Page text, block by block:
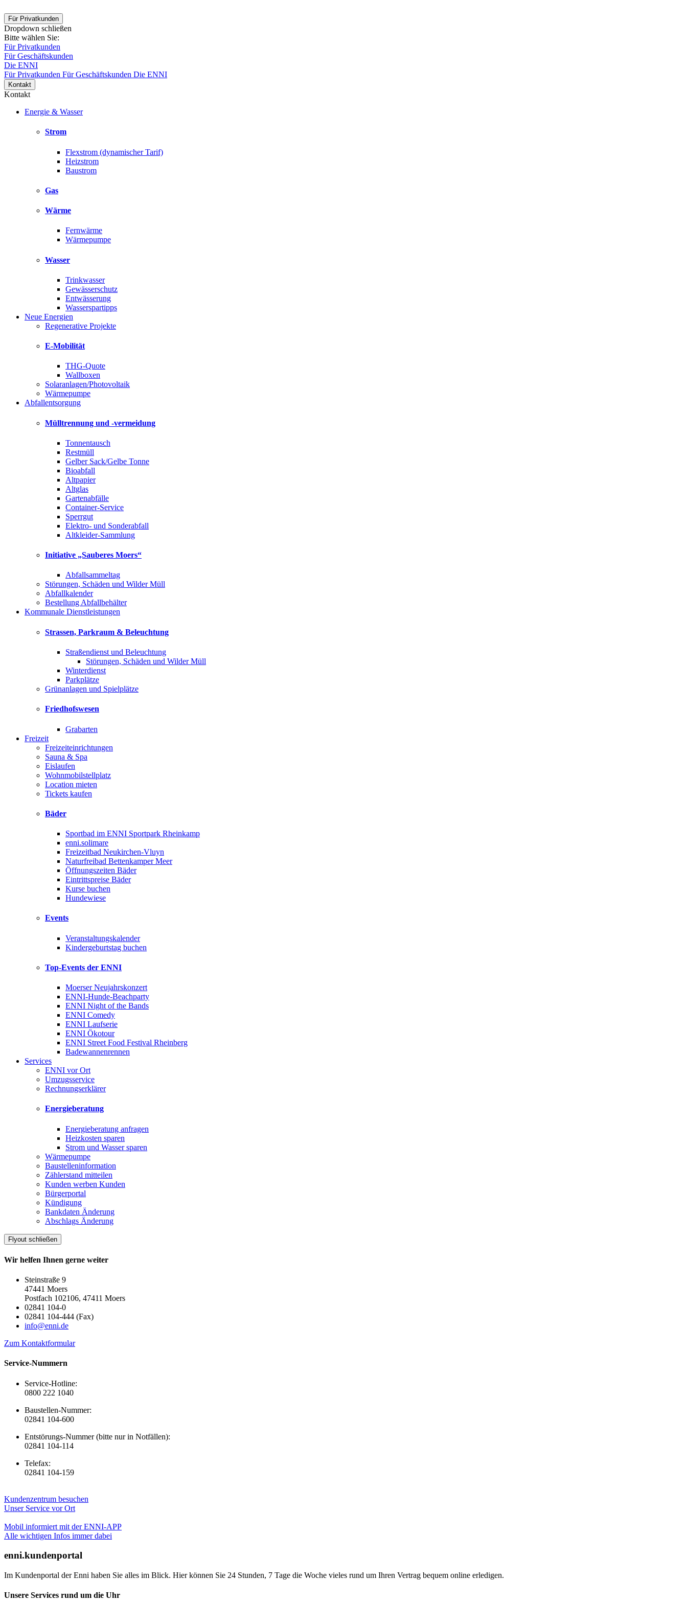
Für Privatkunden
Dropdown schließen
Bitte wählen Sie:
Für Privatkunden
Für Geschäftskunden
Die ENNI
Für Privatkunden Für Geschäftskunden Die ENNI
Kontakt
Kontakt
Energie & Wasser
Strom
Flexstrom (dynamischer Tarif)
Heizstrom
Baustrom
Gas
Wärme
Fernwärme
Wärmepumpe
Wasser
Trinkwasser
Gewässerschutz
Entwässerung
Wasserspartipps
Neue Energien
Regenerative Projekte
E-Mobilität
THG-Quote
Wallboxen
Solaranlagen/Photovoltaik
Wärmepumpe
Abfallentsorgung
Mülltrennung und -vermeidung
Tonnentausch
Restmüll
Gelber Sack/Gelbe Tonne
Bioabfall
Altpapier
Altglas
Gartenabfälle
Container-Service
Sperrgut
Elektro- und Sonderabfall
Altkleider-Sammlung
Initiative „Sauberes Moers“
Abfallsammeltag
Störungen, Schäden und Wilder Müll
Abfallkalender
Bestellung Abfallbehälter
Kommunale Dienstleistungen
Strassen, Parkraum & Beleuchtung
Straßendienst und Beleuchtung
Störungen, Schäden und Wilder Müll
Winterdienst
Parkplätze
Grünanlagen und Spielplätze
Friedhofswesen
Grabarten
Freizeit
Freizeiteinrichtungen
Sauna & Spa
Eislaufen
Wohnmobilstellplatz
Location mieten
Tickets kaufen
Bäder
Sportbad im ENNI Sportpark Rheinkamp
enni.solimare
Freizeitbad Neukirchen-Vluyn
Naturfreibad Bettenkamper Meer
Öffnungszeiten Bäder
Eintrittspreise Bäder
Kurse buchen
Hundewiese
Events
Veranstaltungskalender
Kindergeburtstag buchen
Top-Events der ENNI
Moerser Neujahrskonzert
ENNI-Hunde-Beachparty
ENNI Night of the Bands
ENNI Comedy
ENNI Laufserie
ENNI Ökotour
ENNI Street Food Festival Rheinberg
Badewannenrennen
Services
ENNI vor Ort
Umzugsservice
Rechnungserklärer
Energieberatung
Energieberatung anfragen
Heizkosten sparen
Strom und Wasser sparen
Wärmepumpe
Baustelleninformation
Zählerstand mitteilen
Kunden werben Kunden
Bürgerportal
Kündigung
Bankdaten Änderung
Abschlags Änderung
Flyout schließen
Wir helfen Ihnen gerne weiter
Steinstraße 9
47441 Moers
Postfach 102106, 47411 Moers
02841 104-0
02841 104-444 (Fax)
info@enni.de
Zum Kontaktformular
Service-Nummern
Service-Hotline:
0800 222 1040
Baustellen-Nummer:
02841 104-600
Entstörungs-Nummer (bitte nur in Notfällen):
02841 104-114
Telefax:
02841 104-159
Kundenzentrum besuchen
Unser Service vor Ort
Mobil informiert mit der ENNI-APP
Alle wichtigen Infos immer dabei
enni.kundenportal
Im Kundenportal der Enni haben Sie alles im Blick. Hier können Sie 24 Stunden, 7 Tage die Woche vieles rund um Ihren Vertrag bequem online erledigen.
Unsere Services rund um die Uhr